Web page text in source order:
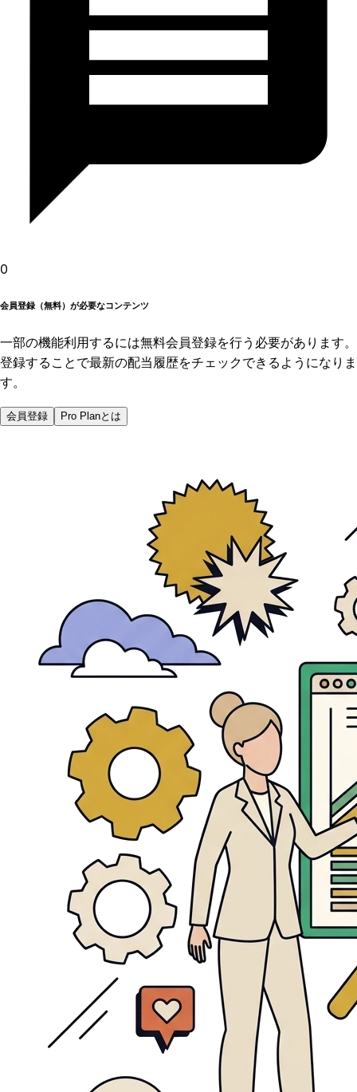
0
会員登録（無料）が必要なコンテンツ
一部の機能利用するには無料会員登録を行う必要があります。
登録することで最新の配当履歴をチェックできるようになりま
す。
会員登録 Pro Planとは